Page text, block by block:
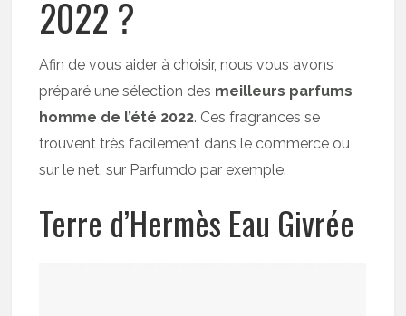
2022 ?
Afin de vous aider à choisir, nous vous avons
préparé une sélection des meilleurs parfums
homme de l’été 2022. Ces fragrances se
trouvent très facilement dans le commerce ou
sur le net, sur Parfumdo par exemple.
Terre d’Hermès Eau Givrée